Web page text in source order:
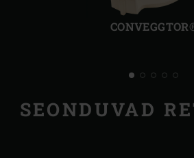
SEONDUVAD